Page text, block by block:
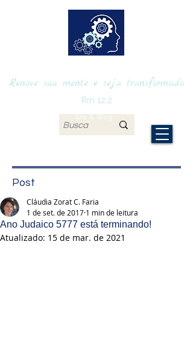
Renove sua mente e seja transformado
Site & Blog
Rm 12.2
Post
Ano Judaico 5777 está terminando!
Cláudia Zorat C. Faria
1 de set. de 2017 1 min de leitura
Atualizado: 15 de mar. de 2021